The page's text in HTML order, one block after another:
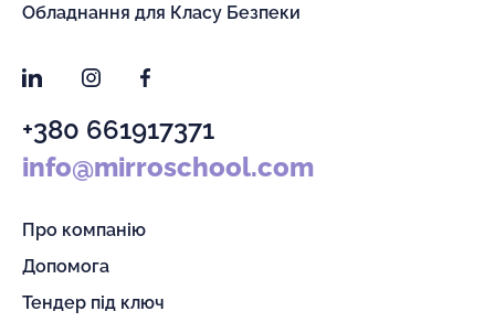
Обладнання для Класу Безпеки
LinkedInInstagramFacebook
+380 661917371
info@mirroschool.com
Про компанію
Допомога
Тендер під ключ